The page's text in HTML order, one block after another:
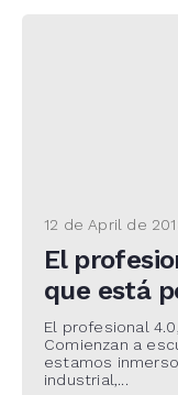
12 de April de
El
que está
El profesional
Comienzan a
estamos
industrial,...